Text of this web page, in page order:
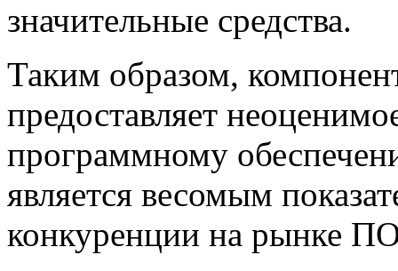
значительные средства.
Таким образом,
предоставляет
программному
является весомым
конкуренции на рынке